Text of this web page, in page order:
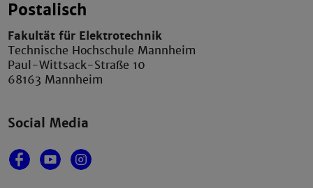
Postalisch
Fakultät für Elektrotechnik
Technische Hochschule Mannheim
Paul-Wittsack-Straße 10
68163 Mannheim
Social Media